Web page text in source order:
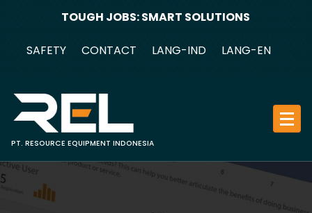
TOUGH JOBS: SMART SOLUTIONS
SAFETY CONTACT LANG-IND LANG-EN
PT. RESOURCE EQUIPMENT INDONESIA